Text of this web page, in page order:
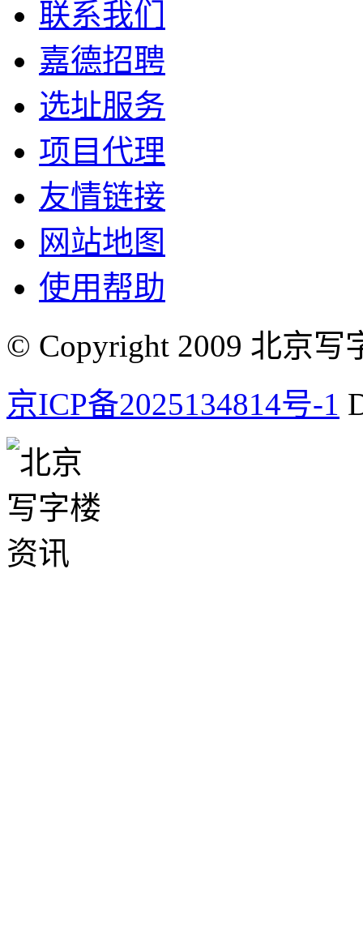
联系我们
嘉德招聘
选址服务
项目代理
友情链接
网站地图
使用帮助
© Copyright 2009 北京写
京ICP备2025134814号-1